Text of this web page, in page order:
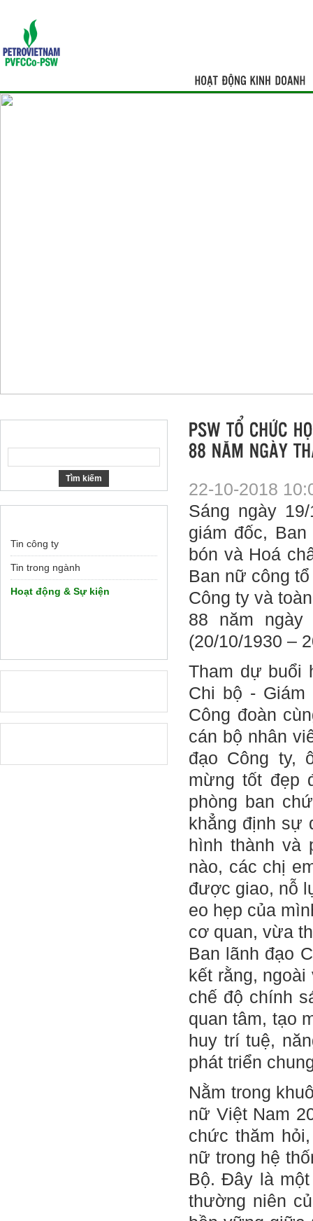
Tin công ty
Tin trong ngành
Hoạt động & Sự kiện
22-10-2018
Sáng ngày
giám đốc,
bón và Hoá
Ban nữ công
Công ty và
88 năm
(20/10/1930 –
Tham dự buổi
Chi bộ - Giám
Công đoàn
cán bộ nhân
đạo Công ty,
mừng tốt đẹp
phòng ban
khẳng định sự
hình thành
nào, các chị
được giao, nỗ
eo hẹp của
cơ quan, vừa
Ban lãnh đạo
kết rằng,
chế độ chính
quan tâm, tạo
huy trí tuệ,
phát triển
Nằm trong
nữ Việt Nam
chức thăm
nữ trong hệ
Bộ. Đây là
thường niên